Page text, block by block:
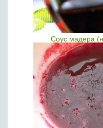
Соус мадера